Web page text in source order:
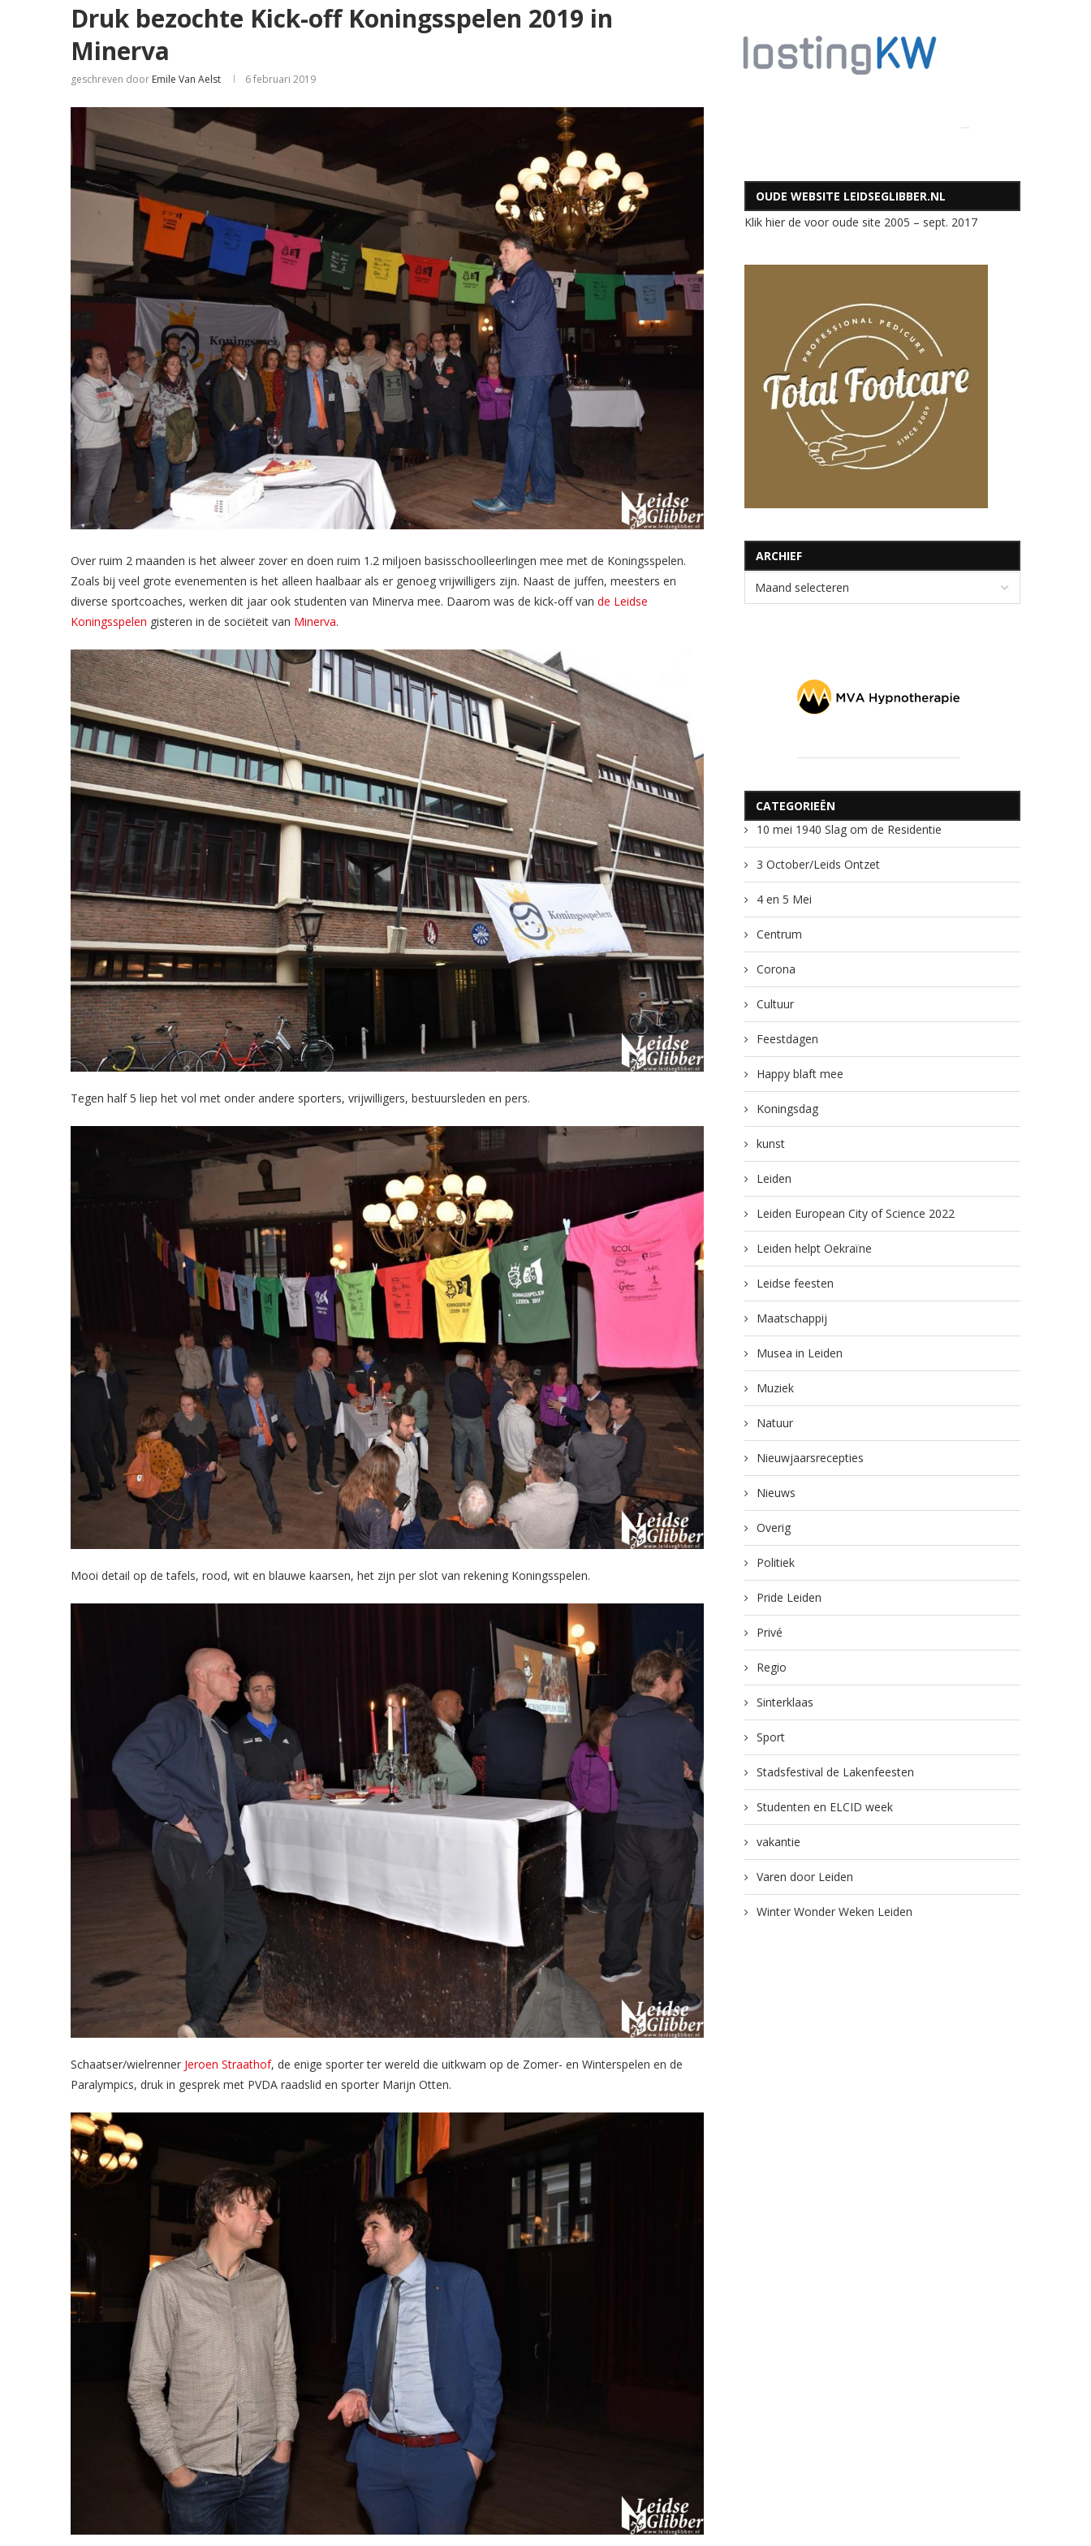
Druk bezochte Kick-off Koningsspelen 2019 in
Minerva
geschreven door Emile Van Aelst 6 februari 2019
Over ruim 2 maanden is het alweer zover en doen ruim 1.2 miljoen basisschoolleerlingen mee met de Koningsspelen.
Zoals bij veel grote evenementen is het alleen haalbaar als er genoeg vrijwilligers zijn. Naast de juffen, meesters en
diverse sportcoaches, werken dit jaar ook studenten van Minerva mee. Daarom was de kick-off van de Leidse
Koningsspelen gisteren in de sociëteit van Minerva.
Tegen half 5 liep het vol met onder andere sporters, vrijwilligers, bestuursleden en pers.
Mooi detail op de tafels, rood, wit en blauwe kaarsen, het zijn per slot van rekening Koningsspelen.
Schaatser/wielrenner Jeroen Straathof, de enige sporter ter wereld die uitkwam op de Zomer- en Winterspelen en de
Paralympics, druk in gesprek met PVDA raadslid en sporter Marijn Otten.
OUDE WEBSITE LEIDSEGLIBBER.NL
Klik hier de voor oude site 2005 – sept. 2017
ARCHIEF
CATEGORIEËN
10 mei 1940 Slag om de Residentie
3 October/Leids Ontzet
4 en 5 Mei
Centrum
Corona
Cultuur
Feestdagen
Happy blaft mee
Koningsdag
kunst
Leiden
Leiden European City of Science 2022
Leiden helpt Oekraïne
Leidse feesten
Maatschappij
Musea in Leiden
Muziek
Natuur
Nieuwjaarsrecepties
Nieuws
Overig
Politiek
Pride Leiden
Privé
Regio
Sinterklaas
Sport
Stadsfestival de Lakenfeesten
Studenten en ELCID week
vakantie
Varen door Leiden
Winter Wonder Weken Leiden